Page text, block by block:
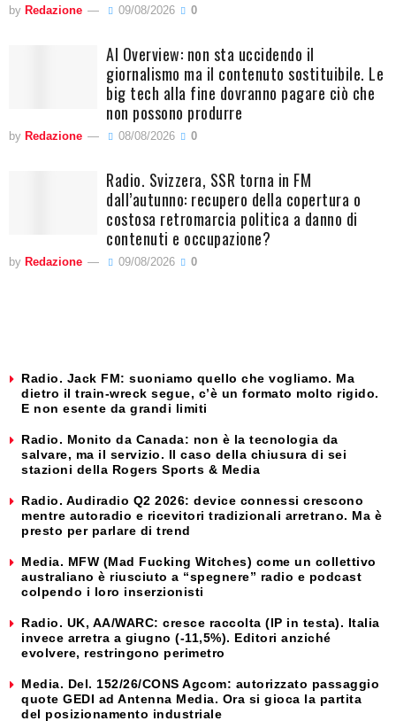
by Redazione 09/08/2026 0
AI Overview: non sta uccidendo il
giornalismo ma il contenuto sostituibile. Le
big tech alla fine dovranno pagare ciò che
non possono produrre
by Redazione 08/08/2026 0
Radio. Svizzera, SSR torna in FM
dall’autunno: recupero della copertura o
costosa retromarcia politica a danno di
contenuti e occupazione?
by Redazione 09/08/2026 0
Radio. Jack FM: suoniamo quello che vogliamo. Ma
dietro il train-wreck segue, c’è un formato molto rigido.
E non esente da grandi limiti
Radio. Monito da Canada: non è la tecnologia da
salvare, ma il servizio. Il caso della chiusura di sei
stazioni della Rogers Sports & Media
Radio. Audiradio Q2 2026: device connessi crescono
mentre autoradio e ricevitori tradizionali arretrano. Ma è
presto per parlare di trend
Media. MFW (Mad Fucking Witches) come un collettivo
australiano è riusciuto a “spegnere” radio e podcast
colpendo i loro inserzionisti
Radio. UK, AA/WARC: cresce raccolta (IP in testa). Italia
invece arretra a giugno (-11,5%). Editori anziché
evolvere, restringono perimetro
Media. Del. 152/26/CONS Agcom: autorizzato passaggio
quote GEDI ad Antenna Media. Ora si gioca la partita
del posizionamento industriale